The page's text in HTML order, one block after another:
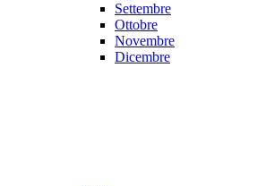
Settembre
Ottobre
Novembre
Dicembre